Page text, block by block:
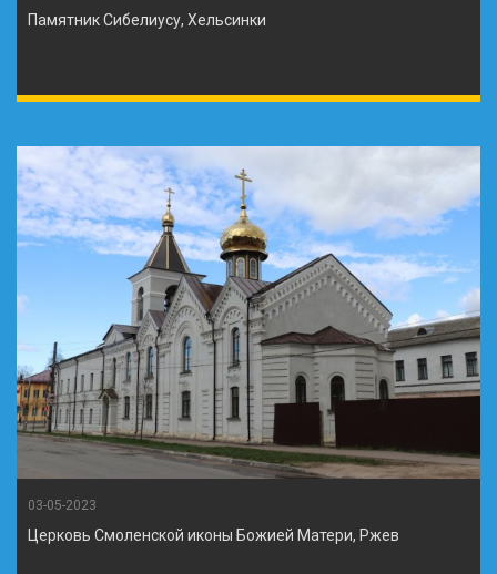
Памятник Сибелиусу, Хельсинки
03-05-2023
Церковь Смоленской иконы Божией Матери, Ржев